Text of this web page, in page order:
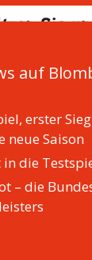
auf
erster
neue Saison
in die
– die